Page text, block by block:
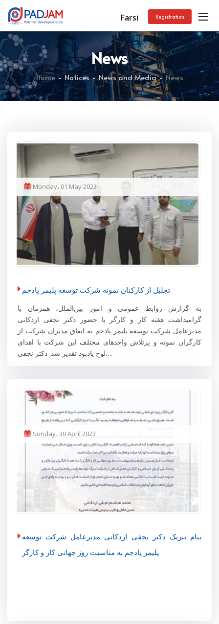
Farsi Registration
News
Home Notices News and Media News
Monday، 01 May 2023
تجلیل از کارکنان نمونه شرکت توسعه پلیمر پادجم
به گزارش روابط عمومی و امور بین‌الملل، همزمان با
گرامیداشت هفته کار و کارگر با حضور دکتر نجفی اردکانی
مدیرعامل شرکت توسعه پلیمر پادجم به اتفاق مدیران شرکت از
کارگران نمونه و پرتلاش واحد‌های مختلف این شرکت با اهدای
لوح یادبود تقدیر شد. دکتر نجفی،...
Sunday، 30 April 2023
پیام تبریک دکتر نجفی اردکانی مدیرعامل شرکت توسعه
پلیمر پادجم به مناسبت روز جهانی کار و کارگر